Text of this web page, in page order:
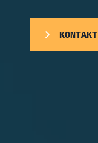
KONTAKT